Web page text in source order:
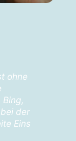
ohne
Bing,
der
Eins